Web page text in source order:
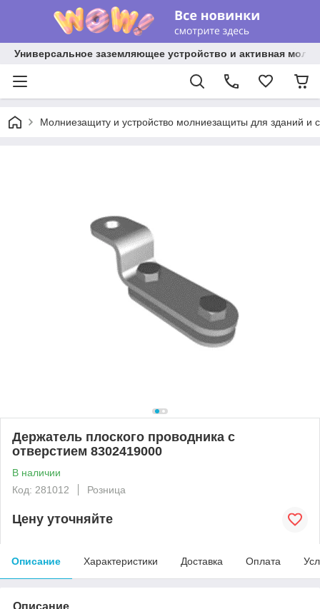
Универсальное заземляющее устройство и активная
Молниезащиту и устройство молниезащиты для зданий и
Держатель плоского проводника с
отверстием 8302419000
В наличии
Код: 281012
Розница
Цену уточняйте
Описание Характеристики Доставка Оплата
Описание